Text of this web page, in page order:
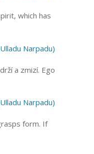
which has
Narpadu)
a zmizí. Ego
Narpadu)
form. If